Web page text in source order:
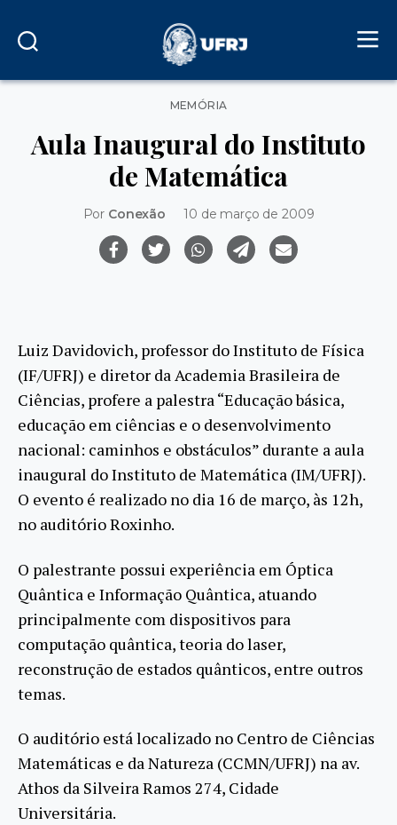
Categorias
MEMÓRIA
Aula Inaugural do Instituto
de Matemática
Por Conexão 10 de março de 2009
Luiz Davidovich, professor do Instituto de Física
(IF/UFRJ) e diretor da Academia Brasileira de
Ciências, profere a palestra “Educação básica,
educação em ciências e o desenvolvimento
nacional: caminhos e obstáculos” durante a aula
inaugural do Instituto de Matemática (IM/UFRJ).
O evento é realizado no dia 16 de março, às 12h,
no auditório Roxinho.
O palestrante possui experiência em Óptica
Quântica e Informação Quântica, atuando
principalmente com dispositivos para
computação quântica, teoria do laser,
reconstrução de estados quânticos, entre outros
temas.
O auditório está localizado no Centro de Ciências
Matemáticas e da Natureza (CCMN/UFRJ) na av.
Athos da Silveira Ramos 274, Cidade
Universitária.